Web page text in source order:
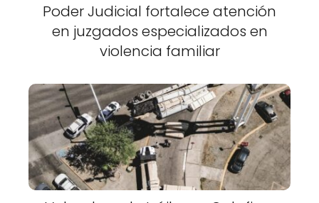
Poder Judicial fortalece atención
en juzgados especializados en
violencia familiar